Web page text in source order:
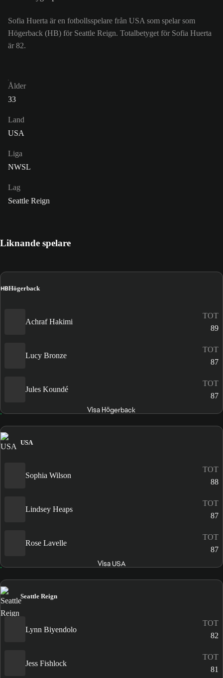
Sofia Huerta är en fotbollsspelare från USA som spelar som
Högerback (HB) för Seattle Reign. Totalbetyget för Sofia Huerta
är 82.
Ålder
33
Land
USA
Liga
NWSL
Lag
Seattle Reign
Liknande spelare
HBHögerback
Achraf Hakimi
TOT
89
Lucy Bronze
TOT
87
Jules Koundé
TOT
87
Visa Högerback
USA
Sophia Wilson
TOT
88
Lindsey Heaps
TOT
87
Rose Lavelle
TOT
87
Visa USA
Seattle Reign
Lynn Biyendolo
TOT
82
Jess Fishlock
TOT
81